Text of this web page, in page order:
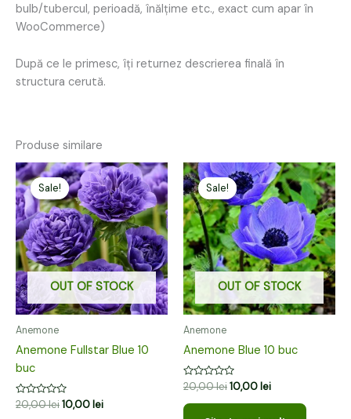
bulb/tubercul, perioadă, înălțime etc., exact cum apar în
WooCommerce)
După ce le primesc, îți returnez descrierea finală în
structura cerută.
Produse similare
Sale!
OUT OF STOCK
Sale!
Anemone
Anemone Fullstar Blue 10
buc
Evaluat
20,00lei
Prețul
inițial
a
fost:
20,00 lei.
10,00 lei
Prețul
curent
este:
10,00 lei.
Sale!
OUT OF STOCK
Sale!
Anemone
Anemone Blue 10 buc
Evaluat
0
20,00lei
Prețul
inițial
a
fost:
20,00 lei.
10,00 lei
Prețul
curent
este:
10,00 lei.